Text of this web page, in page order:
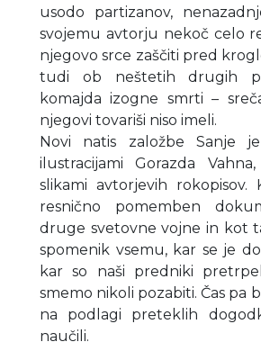
usodo partizanov,
svojemu avtorju nekoč celo
njegovo srce zaščiti pred
tudi ob neštetih drugih
komajda izogne smrti –
njegovi tovariši niso imeli.
Novi natis založbe Sanje
ilustracijami Gorazda
slikami avtorjevih rokopisov.
resnično pomemben
druge svetovne vojne in kot
spomenik vsemu, kar se je
kar so naši predniki
smemo nikoli pozabiti. Čas pa
na podlagi preteklih
naučili.